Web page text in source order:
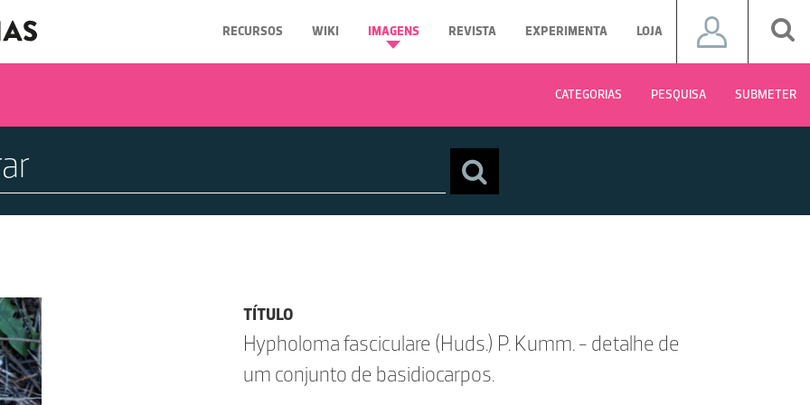
RECURSOS WIKI IMAGENS REVISTA EXPERIMENTA LOJA
CATEGORIAS PESQUISA SUBMETER
TÍTULO
Hypholoma fasciculare (Huds.) P. Kumm. - detalhe de
um conjunto de basidiocarpos.